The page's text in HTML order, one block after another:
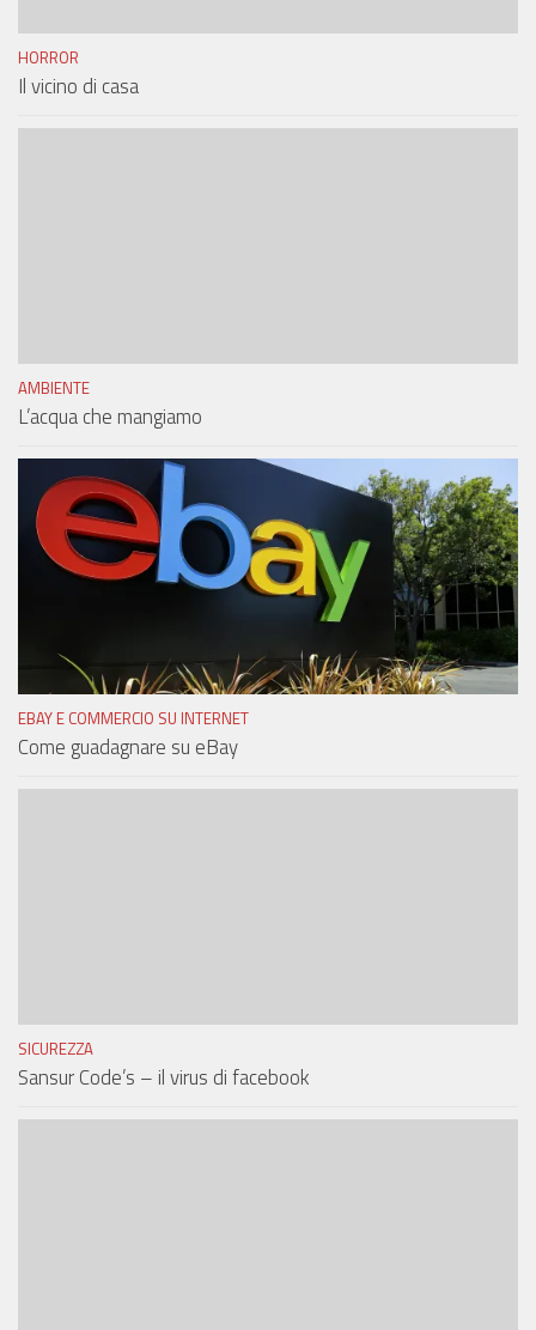
HORROR
Il vicino di casa
AMBIENTE
L’acqua che mangiamo
EBAY E COMMERCIO SU INTERNET
Come guadagnare su eBay
SICUREZZA
Sansur Code’s – il virus di facebook